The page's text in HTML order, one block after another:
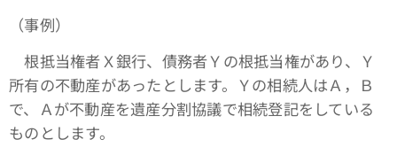
（事例）
根抵当権者Ｘ銀行、債務者Ｙの根抵当権があり、Ｙ
所有の不動産があったとします。Ｙの相続人はＡ，Ｂ
で、Ａが不動産を遺産分割協議で相続登記をしている
ものとします。